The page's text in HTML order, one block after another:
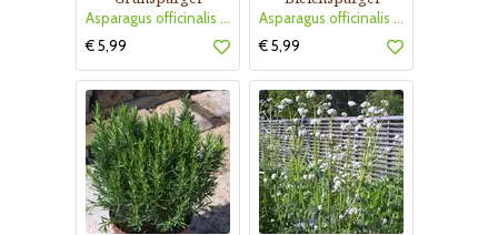
Asparagus officinalis - Grünspargel
€ 5,99
Asparagus officinalis - Bleichspargel
€ 5,99